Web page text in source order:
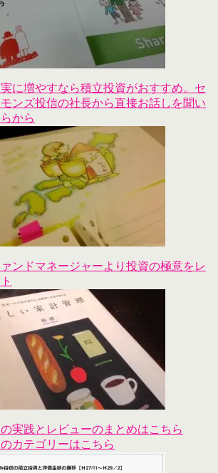
に増やすなら積立投資がおすすめ。セ
ンズ投信の社長から直接お話しを聞い
から
ンドマネージャーより投資の極意をレ
実践とレビューのまとめはこちら
カテゴリーはこちら